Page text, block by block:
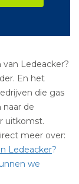
Ledeacker?
En het
die gas
de
uitkomst.
meer over:
Ledeacker?
we